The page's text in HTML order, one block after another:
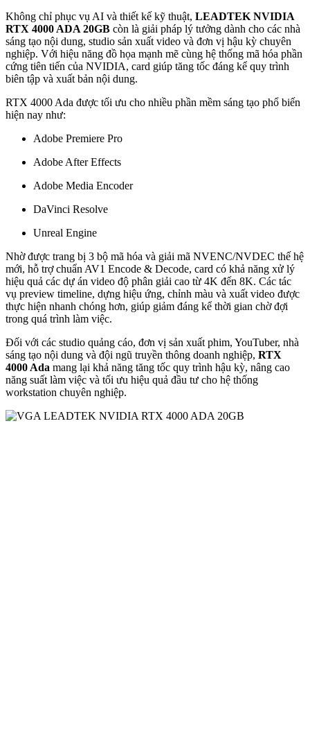
Không chỉ phục vụ AI và thiết kế kỹ thuật, LEADTEK NVIDIA
RTX 4000 ADA 20GB còn là giải pháp lý tưởng dành cho các nhà
sáng tạo nội dung, studio sản xuất video và đơn vị hậu kỳ chuyên
nghiệp. Với hiệu năng đồ họa mạnh mẽ cùng hệ thống mã hóa phần
cứng tiên tiến của NVIDIA, card giúp tăng tốc đáng kể quy trình
biên tập và xuất bản nội dung.
RTX 4000 Ada được tối ưu cho nhiều phần mềm sáng tạo phổ biến
hiện nay như:
Adobe Premiere Pro
Adobe After Effects
Adobe Media Encoder
DaVinci Resolve
Unreal Engine
Nhờ được trang bị 3 bộ mã hóa và giải mã NVENC/NVDEC thế hệ
mới, hỗ trợ chuẩn AV1 Encode & Decode, card có khả năng xử lý
hiệu quả các dự án video độ phân giải cao từ 4K đến 8K. Các tác
vụ preview timeline, dựng hiệu ứng, chỉnh màu và xuất video được
thực hiện nhanh chóng hơn, giúp giảm đáng kể thời gian chờ đợi
trong quá trình làm việc.
Đối với các studio quảng cáo, đơn vị sản xuất phim, YouTuber, nhà
sáng tạo nội dung và đội ngũ truyền thông doanh nghiệp, RTX
4000 Ada mang lại khả năng tăng tốc quy trình hậu kỳ, nâng cao
năng suất làm việc và tối ưu hiệu quả đầu tư cho hệ thống
workstation chuyên nghiệp.